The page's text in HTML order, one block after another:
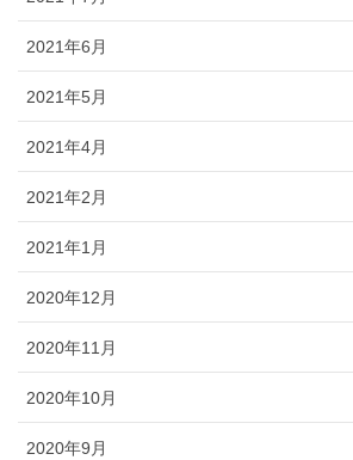
2021年6月
2021年5月
2021年4月
2021年2月
2021年1月
2020年12月
2020年11月
2020年10月
2020年9月